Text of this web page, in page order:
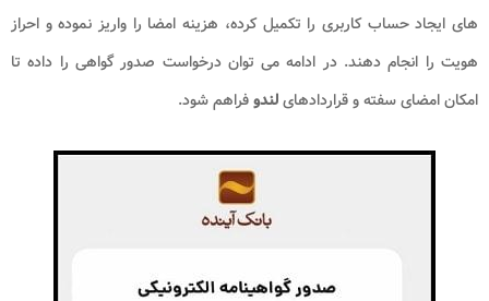
های ایجاد حساب کاربری را تکمیل کرده، هزینه امضا را واریز نموده و احراز
هویت را انجام دهند. در ادامه می توان درخواست صدور گواهی را داده تا
امکان امضای سفته و قراردادهایلندوفراهم شود.